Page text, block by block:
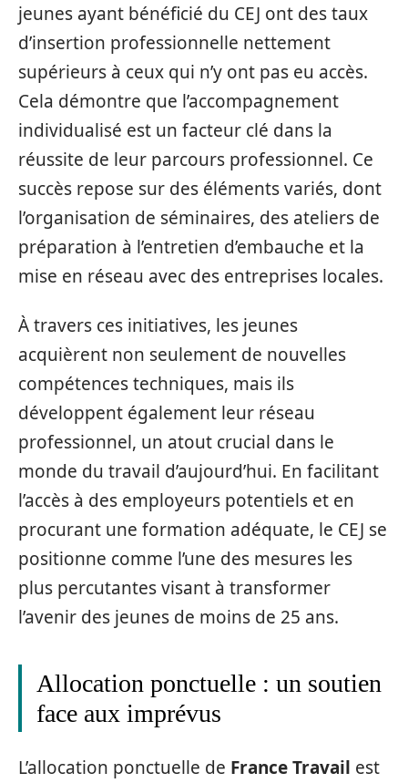
jeunes ayant bénéficié du CEJ ont des taux
d’insertion professionnelle nettement
supérieurs à ceux qui n’y ont pas eu accès.
Cela démontre que l’accompagnement
individualisé est un facteur clé dans la
réussite de leur parcours professionnel. Ce
succès repose sur des éléments variés, dont
l’organisation de séminaires, des ateliers de
préparation à l’entretien d’embauche et la
mise en réseau avec des entreprises locales.
À travers ces initiatives, les jeunes
acquièrent non seulement de nouvelles
compétences techniques, mais ils
développent également leur réseau
professionnel, un atout crucial dans le
monde du travail d’aujourd’hui. En facilitant
l’accès à des employeurs potentiels et en
procurant une formation adéquate, le CEJ se
positionne comme l’une des mesures les
plus percutantes visant à transformer
l’avenir des jeunes de moins de 25 ans.
Allocation ponctuelle : un soutien
face aux imprévus
L’allocation ponctuelle de France Travail est